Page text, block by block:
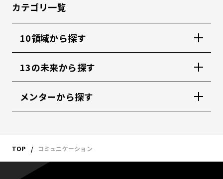
カテゴリ一覧
10領域から探す
13の未来から探す
メンターから探す
TOP コミュニケーション